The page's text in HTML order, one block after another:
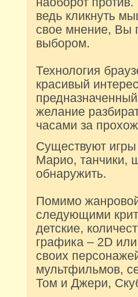
ведь кликнуть
свое мнение, Вы
выбором.
Технология
красивый
желание
часами за
Существуют игры
Марио, танчики,
обнаружить.
Помимо
следующими
детские,
графика – 2D
своих
мультфильмов,
Том и Джери,